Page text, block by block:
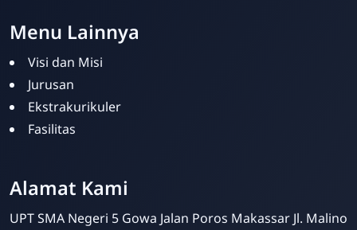
Menu Lainnya
Visi dan Misi
Jurusan
Ekstrakurikuler
Fasilitas
Alamat Kami
UPT SMA Negeri 5 Gowa Jalan Poros Makassar Jl. Malino